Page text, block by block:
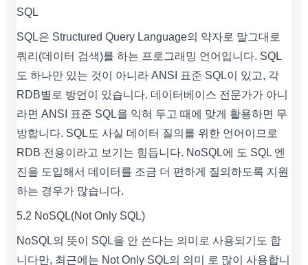
SQL
SQL은 Structured Query Language의 약자로 말그대로
쿼리(데이터 검색)를 하는 프로그래밍 언어입니다. SQL
도 하나만 있는 것이 아니라 ANSI 표준 SQL이 있고, 각
RDB별로 방언이 있습니다. 데이터베이스 전문가가 아니
라면 ANSI 표준 SQL을 익혀 두고 때에 맞게 활용하면 무
방합니다. SQL도 사실 데이터 질의를 위한 언어이므로
RDB 전용이라고 보기는 힘듭니다. NoSQL에 도 SQL 엔
진을 도입해서 데이터를 조금 더 편하게 질의하도록 지원
하는 경우가 많습니다.
5.2 NoSQL(Not Only SQL)
NoSQL의 뜻이 SQL을 안 쓴다는 의미로 사용되기도 합
니다만, 최근에는 Not Only SQL의 의미 로 많이 사용합니